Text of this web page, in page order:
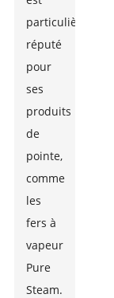
particulièrement
réputé
pour
ses
produits
de
pointe,
comme
les
fers à
vapeur
Pure
Steam.